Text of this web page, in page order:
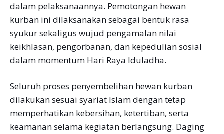
dalam pelaksanaannya. Pemotongan hewan
kurban ini dilaksanakan sebagai bentuk rasa
syukur sekaligus wujud pengamalan nilai
keikhlasan, pengorbanan, dan kepedulian sosial
dalam momentum Hari Raya Iduladha.
Seluruh proses penyembelihan hewan kurban
dilakukan sesuai syariat Islam dengan tetap
memperhatikan kebersihan, ketertiban, serta
keamanan selama kegiatan berlangsung. Daging